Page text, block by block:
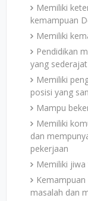
Memiliki
kemampuan
Memiliki
Pendidikan
yang sederajat
Memiliki
posisi yang
Mampu
Memiliki
dan
pekerjaan
Memiliki
masalah dan